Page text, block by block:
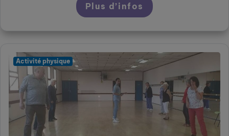
Plus d’infos
Activité physique